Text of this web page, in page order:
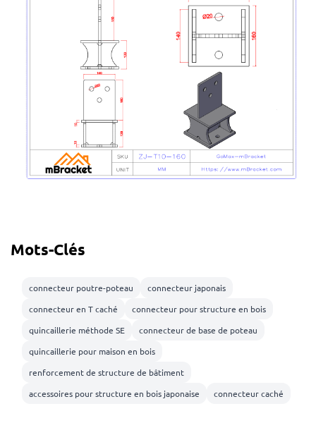
Mots-Clés
connecteur poutre-poteau
connecteur japonais
connecteur en T caché
connecteur pour structure en bois
quincaillerie méthode SE
connecteur de base de poteau
quincaillerie pour maison en bois
renforcement de structure de bâtiment
accessoires pour structure en bois japonaise
connecteur caché